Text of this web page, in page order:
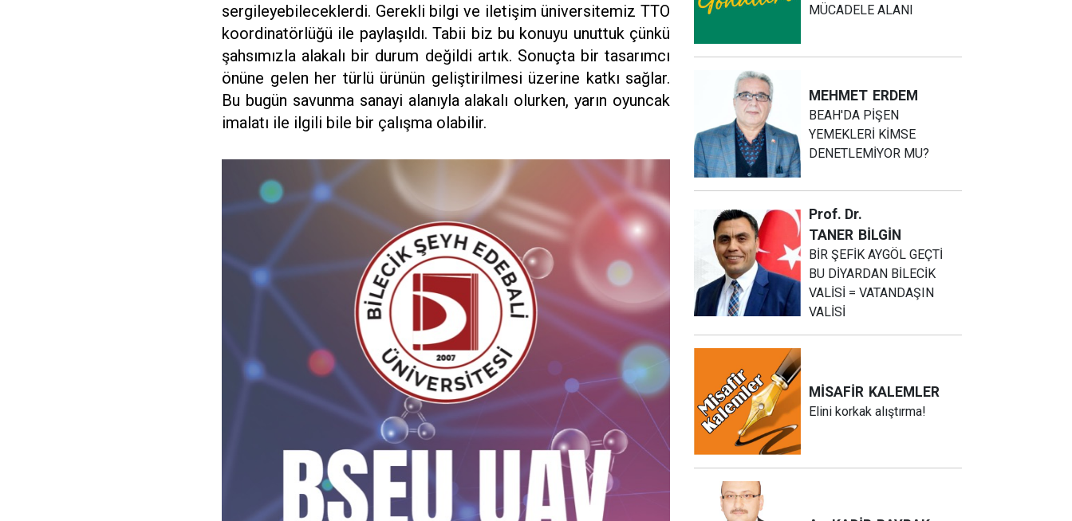
sergileyebileceklerdi. Gerekli bilgi ve iletişim üniversitemiz TTO
koordinatörlüğü ile paylaşıldı. Tabii biz bu konuyu unuttuk çünkü
şahsımızla alakalı bir durum değildi artık. Sonuçta bir tasarımcı
önüne gelen her türlü ürünün geliştirilmesi üzerine katkı sağlar.
Bu bugün savunma sanayi alanıyla alakalı olurken, yarın oyuncak
imalatı ile ilgili bile bir çalışma olabilir.
MÜCADELE ALANI
MEHMET ERDEM
BEAH'DA PİŞEN
YEMEKLERİ KİMSE
DENETLEMİYOR MU?
Prof. Dr.
TANER BİLGİN
BİR ŞEFİK AYGÖL GEÇTİ
BU DİYARDAN BİLECİK
VALİSİ = VATANDAŞIN
VALİSİ
MİSAFİR KALEMLER
Elini korkak alıştırma!